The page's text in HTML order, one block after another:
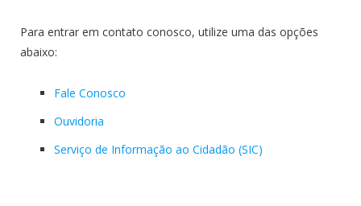
Para entrar em contato conosco, utilize uma das opções
abaixo:
Fale Conosco
Ouvidoria
Serviço de Informação ao Cidadão (SIC)